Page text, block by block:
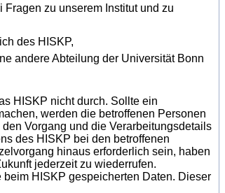
zu unserem Institut und zu
des HISKP,
andere Abteilung der Universität Bonn
HISKP nicht durch. Sollte ein
werden die betroffenen Personen
Vorgang und die Verarbeitungsdetails
des HISKP bei den betroffenen
hinaus erforderlich sein, haben
jederzeit zu wiederrufen.
HISKP gespeicherten Daten. Dieser